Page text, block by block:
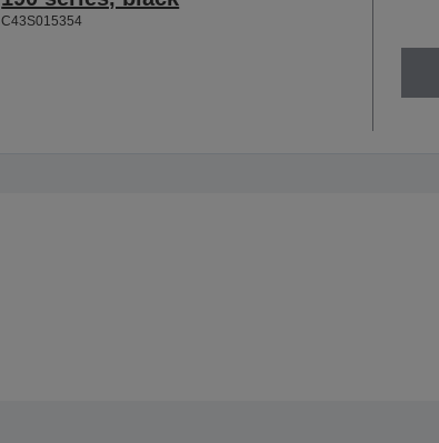
C43S015354